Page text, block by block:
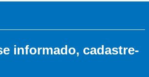
informado, cadastre-